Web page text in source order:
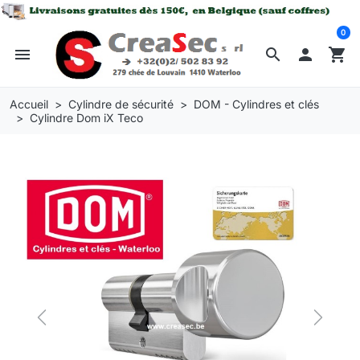
search
menu  shopping_cart
0
Accueil Cylindre de sécurité
DOM - Cylindres et clés
Cylindre Dom iX Teco
Previous Next